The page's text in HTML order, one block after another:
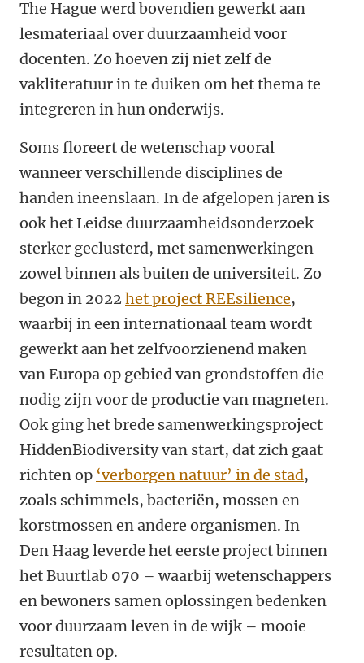
The Hague werd bovendien gewerkt aan
lesmateriaal over duurzaamheid voor
docenten. Zo hoeven zij niet zelf de
vakliteratuur in te duiken om het thema te
integreren in hun onderwijs.
Soms floreert de wetenschap vooral
wanneer verschillende disciplines de
handen ineenslaan. In de afgelopen jaren is
ook het Leidse duurzaamheidsonderzoek
sterker geclusterd, met samenwerkingen
zowel binnen als buiten de universiteit. Zo
begon in 2022 het project REEsilience,
waarbij in een internationaal team wordt
gewerkt aan het zelfvoorzienend maken
van Europa op gebied van grondstoffen die
nodig zijn voor de productie van magneten.
Ook ging het brede samenwerkingsproject
HiddenBiodiversity van start, dat zich gaat
richten op ‘verborgen natuur’ in de stad,
zoals schimmels, bacteriën, mossen en
korstmossen en andere organismen. In
Den Haag leverde het eerste project binnen
het Buurtlab 070 – waarbij wetenschappers
en bewoners samen oplossingen bedenken
voor duurzaam leven in de wijk – mooie
resultaten op.